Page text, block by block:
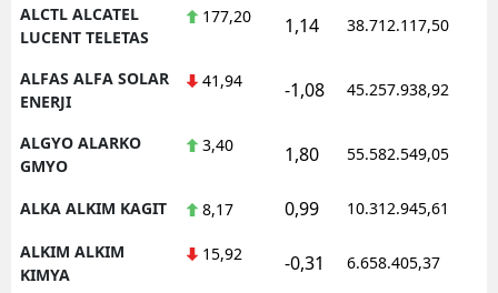
ALCTL ALCATEL
LUCENT TELETAS
177,20 1,14 38.712.117,50
ALFAS ALFA SOLAR
ENERJI
41,94 -1,08 45.257.938,92
ALGYO ALARKO
GMYO
3,40 1,80 55.582.549,05
ALKA ALKIM KAGIT 8,17 0,99 10.312.945,61
ALKIM ALKIM
KIMYA
15,92 -0,31 6.658.405,37